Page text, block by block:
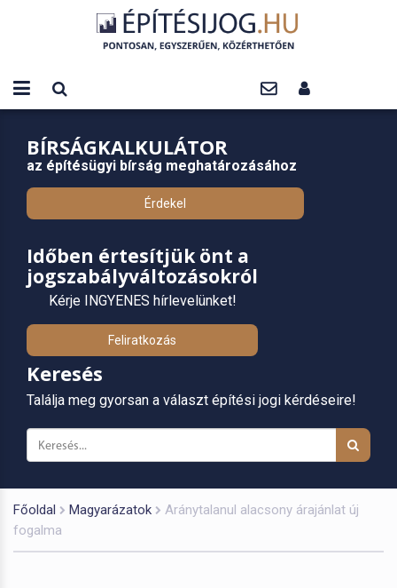
BÍRSÁGKALKULÁTOR
az építésügyi bírság meghatározásához
Érdekel
Időben értesítjük önt a
jogszabályváltozásokról
Kérje INGYENES hírlevelünket!
Feliratkozás
Keresés
Találja meg gyorsan a választ építési jogi kérdéseire!
Főoldal Magyarázatok
Aránytalanul alacsony árajánlat új
fogalma